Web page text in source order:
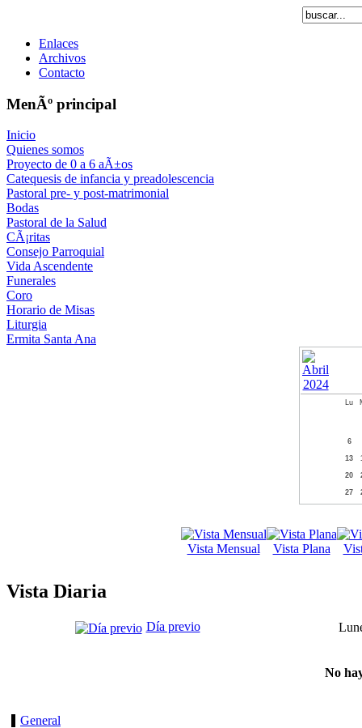
Enlaces
Archivos
Contacto
MenÃº principal
Inicio
Quienes somos
Proyecto de 0 a 6 aÃ±os
Catequesis de infancia y preadolescencia
Pastoral pre- y post-matrimonial
Bodas
Pastoral de la Salud
CÃ¡ritas
Consejo Parroquial
Vida Ascendente
Funerales
Coro
Horario de Misas
Liturgia
Ermita Santa Ana
Lu
6
13
20
27
Vista Mensual Vista Plana
Vista Diaria
Día previo
No
General